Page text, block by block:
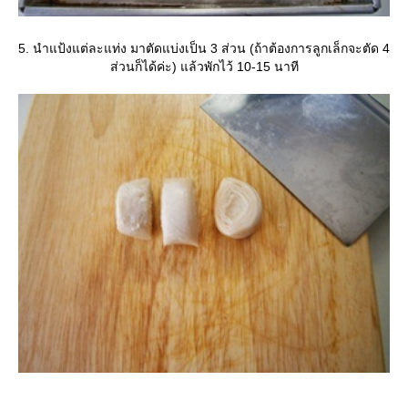
5. นำแป้งแต่ละแท่ง มาตัดแบ่งเป็น 3 ส่วน (ถ้าต้องการลูกเล็กจะตัด 4
ส่วนก็ได้ค่ะ) แล้วพักไว้ 10-15 นาที